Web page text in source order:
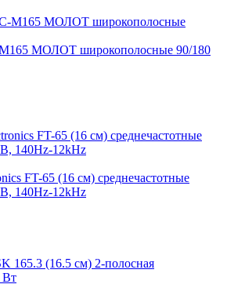
МОЛОТ широкополосные 90/180
FT-65 (16 см) среднечастотные
140Hz-12kHz